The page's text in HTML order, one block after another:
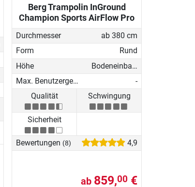
Berg Trampolin InGround
Champion Sports AirFlow Pro
Durchmesser
ab 380 cm
Form
Rund
Höhe
Bodeneinbau-Trampolin
Max. Benutzergewicht
-
Qualität
Schwingung
Sicherheit
Bewertungen (8) 4,9
ab 859,00 €